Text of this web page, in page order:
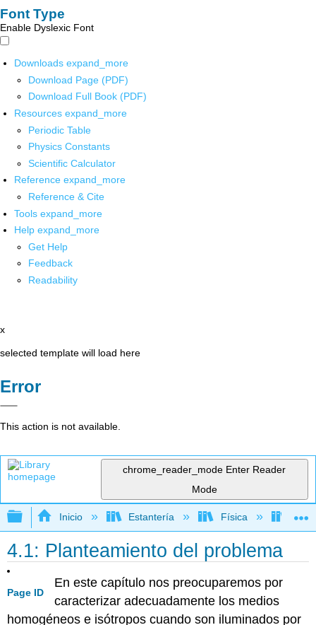
Font Type
Enable Dyslexic Font
Downloads expand_more
Download Page (PDF)
Download Full Book (PDF)
Resources expand_more
Periodic Table
Physics Constants
Scientific Calculator
Reference expand_more
Reference & Cite
Tools expand_more
Help expand_more
Get Help
Feedback
Readability
x
selected template will load here
Error
This action is not available.
chrome_reader_mode Enter Reader
Mode
Expandir/contraer jerarquía global
Inicio Estantería Física
4.1: Planteamiento del problema
Page ID
En este capítulo nos preocuparemos por
caracterizar adecuadamente los medios
homogéneos e isótropos cuando son iluminados por